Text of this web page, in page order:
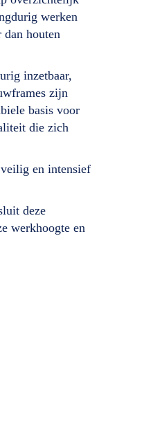
werken
houten
inzetbaar,
zijn
basis voor
die zich
en intensief
deze
werkhoogte en